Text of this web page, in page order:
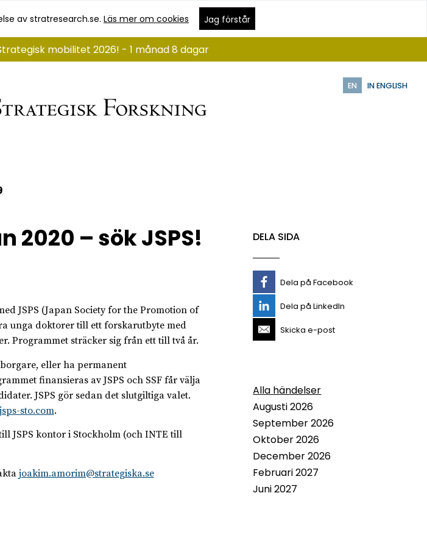
av stratresearch.se.Läs mer om cookies Jag förstår
EN IN ENGLISH
mobilitet 2026! - 1 månad 8 dagar
2020 – sök JSPS!
JSPS (Japan Society for the Promotion of
unga doktorer till ett forskarutbyte med
Programmet sträcker sig från ett till två år.
eller ha permanent
finansieras av JSPS och SSF får välja
JSPS gör sedan det slutgiltiga valet.
sto.com.
JSPS kontor i Stockholm (och INTE till
joakim.amorim@strategiska.se
DELA SIDA
Dela på Facebook
Dela på LinkedIn
Skicka e-post
Alla händelser
Augusti 2026
September 2026
Oktober 2026
December 2026
Februari 2027
Juni 2027